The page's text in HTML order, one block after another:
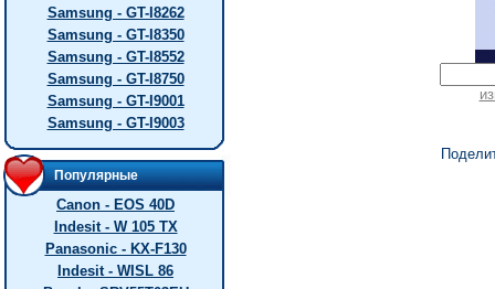
Samsung - GT-I8262
Samsung - GT-I8350
Samsung - GT-I8552
Samsung - GT-I8750
Samsung - GT-I9001
Samsung - GT-I9003
Популярные
Canon - EOS 40D
Indesit - W 105 TX
Panasonic - KX-F130
Indesit - WISL 86